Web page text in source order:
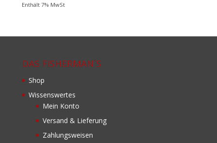
Enthält 7% MwSt
DAS FISHERMAN´S
Shop
Wissenswertes
Mein Konto
Versand & Lieferung
Zahlungsweisen